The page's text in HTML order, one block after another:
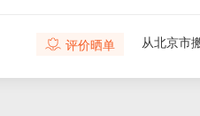
评价晒单
从佛山市